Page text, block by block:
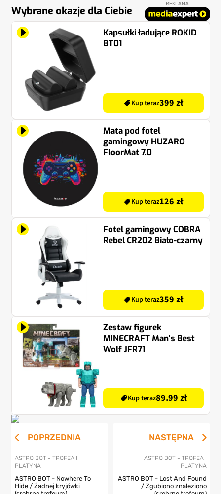
Wybrane okazje dla Ciebie
REKLAMA
Kapsułki ładujące ROKID
BT01
Kup teraz399 zł
Mata pod fotel
gamingowy HUZARO
FloorMat 7.0
Kup teraz126 zł
Fotel gamingowy COBRA
Rebel CR202 Biało-czarny
Kup teraz359 zł
Zestaw figurek
MINECRAFT Man's Best
Wolf JFR71
Kup teraz89.99 zł
POPRZEDNIA
ASTRO BOT - TROFEA I
PLATYNA
ASTRO BOT - Nowhere To
Hide / Żadnej kryjówki
NASTĘPNA
ASTRO BOT - TROFEA I
PLATYNA
ASTRO BOT - Lost And Found
/ Zgubiono znaleziono